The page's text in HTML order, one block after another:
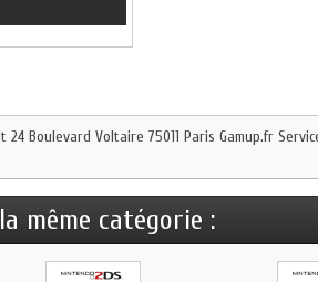
24 Boulevard Voltaire 75011 Paris Gamup.fr
même catégorie :